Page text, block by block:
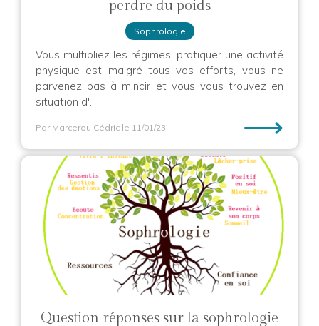
perdre du poids
Sophrologie
Vous multipliez les régimes, pratiquer une activité
physique est malgré tous vos efforts, vous ne
parvenez pas à mincir et vous vous trouvez en
situation d'...
Par Marcerou Cédric le 11/01/23 ⟶
Question réponses sur la sophrologie